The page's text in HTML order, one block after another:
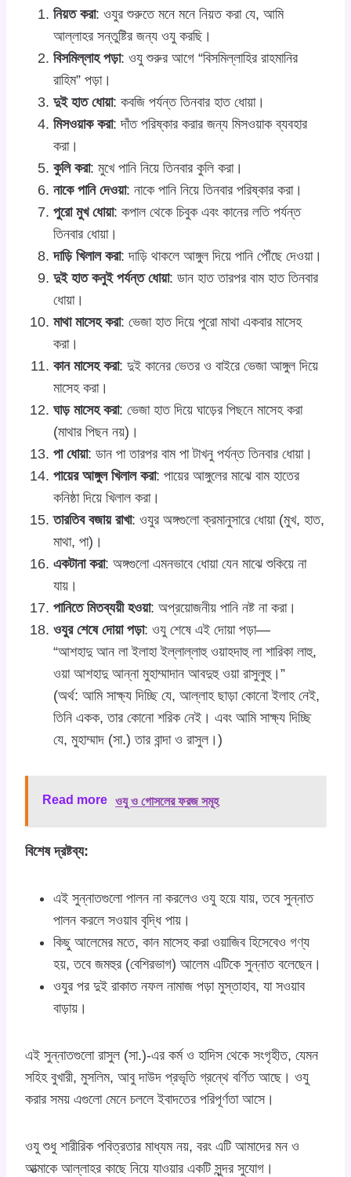
নিয়ত করা: ওযুর শুরুতে মনে মনে নিয়ত করা যে, আমি
আল্লাহর সন্তুষ্টির জন্য ওযু করছি।
বিসমিল্লাহ পড়া: ওযু শুরুর আগে “বিসমিল্লাহির রাহমানির
রাহিম” পড়া।
দুই হাত ধোয়া: কবজি পর্যন্ত তিনবার হাত ধোয়া।
মিসওয়াক করা: দাঁত পরিষ্কার করার জন্য মিসওয়াক ব্যবহার
করা।
কুলি করা: মুখে পানি নিয়ে তিনবার কুলি করা।
নাকে পানি দেওয়া: নাকে পানি নিয়ে তিনবার পরিষ্কার করা।
পুরো মুখ ধোয়া: কপাল থেকে চিবুক এবং কানের লতি পর্যন্ত
তিনবার ধোয়া।
দাড়ি খিলাল করা: দাড়ি থাকলে আঙ্গুল দিয়ে পানি পৌঁছে দেওয়া।
দুই হাত কনুই পর্যন্ত ধোয়া: ডান হাত তারপর বাম হাত তিনবার
ধোয়া।
মাথা মাসেহ করা: ভেজা হাত দিয়ে পুরো মাথা একবার মাসেহ
করা।
কান মাসেহ করা: দুই কানের ভেতর ও বাইরে ভেজা আঙ্গুল দিয়ে
মাসেহ করা।
ঘাড় মাসেহ করা: ভেজা হাত দিয়ে ঘাড়ের পিছনে মাসেহ করা
(মাথার পিছন নয়)।
পা ধোয়া: ডান পা তারপর বাম পা টাখনু পর্যন্ত তিনবার ধোয়া।
পায়ের আঙ্গুল খিলাল করা: পায়ের আঙ্গুলের মাঝে বাম হাতের
কনিষ্ঠা দিয়ে খিলাল করা।
তারতিব বজায় রাখা: ওযুর অঙ্গগুলো ক্রমানুসারে ধোয়া (মুখ, হাত,
মাথা, পা)।
একটানা করা: অঙ্গগুলো এমনভাবে ধোয়া যেন মাঝে শুকিয়ে না
যায়।
পানিতে মিতব্যয়ী হওয়া: অপ্রয়োজনীয় পানি নষ্ট না করা।
ওযুর শেষে দোয়া পড়া: ওযু শেষে এই দোয়া পড়া—
“আশহাদু আন লা ইলাহা ইল্লাল্লাহু ওয়াহদাহু লা শারিকা লাহু,
ওয়া আশহাদু আন্না মুহাম্মাদান আবদুহু ওয়া রাসুলুহু।”
(অর্থ: আমি সাক্ষ্য দিচ্ছি যে, আল্লাহ ছাড়া কোনো ইলাহ নেই,
তিনি একক, তার কোনো শরিক নেই। এবং আমি সাক্ষ্য দিচ্ছি
যে, মুহাম্মাদ (সা.) তার বান্দা ও রাসুল।)
Read more ওযু ও গোসলের ফরজ সমূহ
বিশেষ দ্রষ্টব্য:
এই সুন্নাতগুলো পালন না করলেও ওযু হয়ে যায়, তবে সুন্নাত
পালন করলে সওয়াব বৃদ্ধি পায়।
কিছু আলেমের মতে, কান মাসেহ করা ওয়াজিব হিসেবেও গণ্য
হয়, তবে জমহুর (বেশিরভাগ) আলেম এটিকে সুন্নাত বলেছেন।
ওযুর পর দুই রাকাত নফল নামাজ পড়া মুস্তাহাব, যা সওয়াব
বাড়ায়।
এই সুন্নাতগুলো রাসুল (সা.)-এর কর্ম ও হাদিস থেকে সংগৃহীত, যেমন
সহিহ বুখারী, মুসলিম, আবু দাউদ প্রভৃতি গ্রন্থে বর্ণিত আছে। ওযু
করার সময় এগুলো মেনে চললে ইবাদতের পরিপূর্ণতা আসে।
ওযু শুধু শারীরিক পবিত্রতার মাধ্যম নয়, বরং এটি আমাদের মন ও
আত্মাকে আল্লাহর কাছে নিয়ে যাওয়ার একটি সুন্দর সুযোগ।